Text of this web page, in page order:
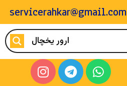
servicerahkar@gmail.com